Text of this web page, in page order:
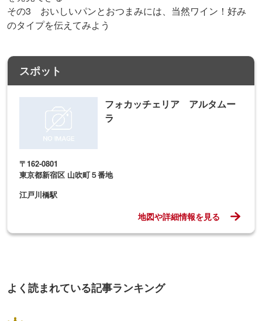
その3 おいしいパンとおつまみには、当然ワイン！好み
のタイプを伝えてみよう
スポット
フォカッチェリア アルタムー
ラ
〒162-0801
東京都新宿区 山吹町５番地
江戸川橋駅
地図や詳細情報を見る
よく読まれている記事ランキング